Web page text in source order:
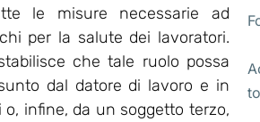
le misure necessarie ad
per la salute dei lavoratori.
che tale ruolo possa
dal datore di lavoro e in
infine, da un soggetto terzo,